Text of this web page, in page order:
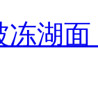
冻湖